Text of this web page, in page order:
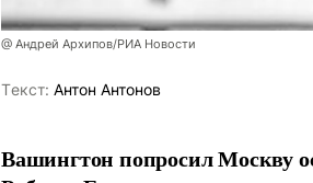
@ Андрей Архипов/РИА Новости
Tекст: Антон Антонов
Вашингтон попросил Москву